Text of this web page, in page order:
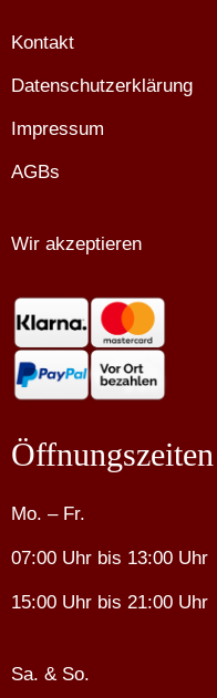
Kontakt
Datenschutzerklärung
Impressum
AGBs
Wir akzeptieren
Öffnungszeiten
Mo. – Fr.
07:00 Uhr bis 13:00 Uhr
15:00 Uhr bis 21:00 Uhr
Sa. & So.